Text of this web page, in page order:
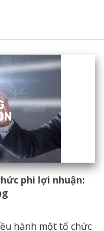
phi lợi nhuận:
hành một tổ chức